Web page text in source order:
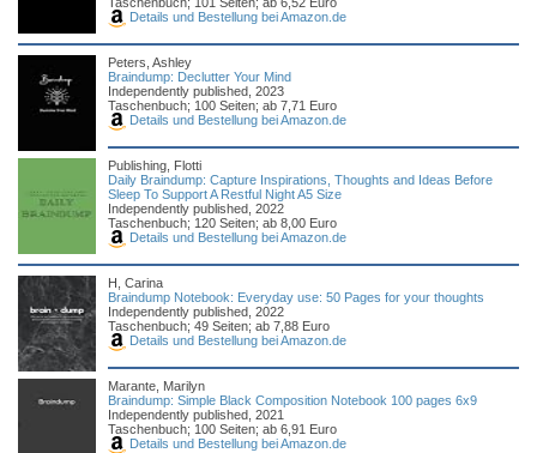
Details und Bestellung bei Amazon.de
Peters, Ashley
Braindump: Declutter Your Mind
Independently published, 2023
Taschenbuch; 100 Seiten; ab 7,71 Euro
Details und Bestellung bei Amazon.de
Publishing, Flotti
Daily Braindump: Capture Inspirations, Thoughts and Ideas Before
Sleep To Support A Restful Night A5 Size
Independently published, 2022
Taschenbuch; 120 Seiten; ab 8,00 Euro
Details und Bestellung bei Amazon.de
H, Carina
Braindump Notebook: Everyday use: 50 Pages for your thoughts
Independently published, 2022
Taschenbuch; 49 Seiten; ab 7,88 Euro
Details und Bestellung bei Amazon.de
Marante, Marilyn
Braindump: Simple Black Composition Notebook 100 pages 6x9
Independently published, 2021
Taschenbuch; 100 Seiten; ab 6,91 Euro
Details und Bestellung bei Amazon.de